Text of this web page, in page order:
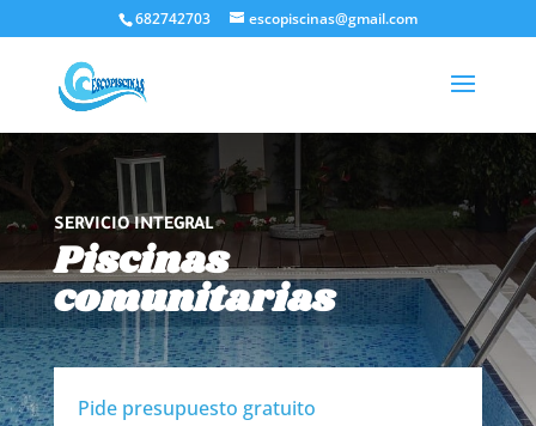
Abrir barra de herramientas
682742703 escopiscinas@gmail.com
SERVICIO INTEGRAL
Piscinas
comunitarias
Pide presupuesto gratuito